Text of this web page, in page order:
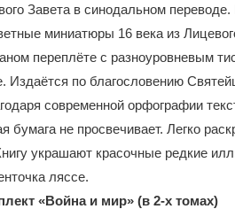
Завета в синодальном
миниатюры 16 века из
переплёте с разноуровневым
Издаётся по благословению
современной орфографии
бумага не просвечивает. Легко
украшают красочные редкие
ляссе.
«Война и мир» (в 2-х томах)